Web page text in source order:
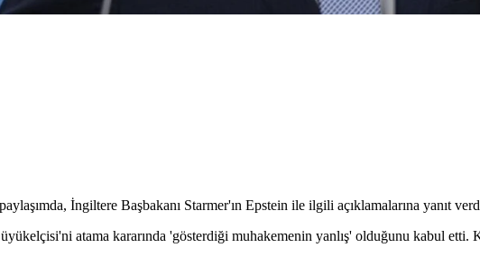
İngiltere Başbakanı Starmer'ın Epstein ile ilgili açıklamalarına yanıt
atama kararında 'gösterdiği muhakemenin yanlış' olduğunu kabul etti.